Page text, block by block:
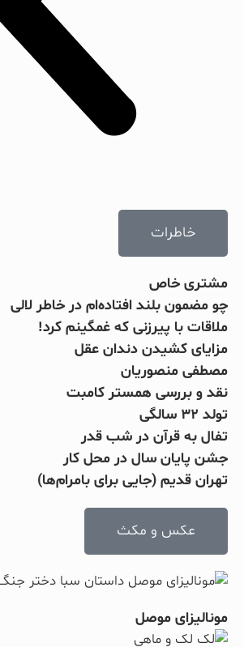
خاطرات
مشتری خاص
چو مضمون بلند افتاده‌ام در خاطر لالی
ملاقات با پیرزنی که غمگینم کرد!
مزایای کشیدن دندان عقل
مصطفی منصوریان
نقد و بررسی همستر کامبت
تولد ۳۲ سالگی
تفال به قرآن در شب قدر
جشن پایان سال در محل کار
تهران قدیم (جایی برای بامرام‌ها)
عکس و مکث
مونالیزای موصل